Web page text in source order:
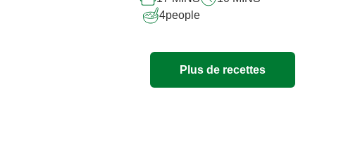
4people
Plus de recettes